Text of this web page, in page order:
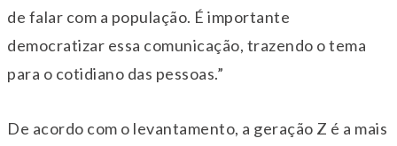
de falar com a população. É importante
democratizar essa comunicação, trazendo o tema
para o cotidiano das pessoas.”
De acordo com o levantamento, a geração Z é a mais